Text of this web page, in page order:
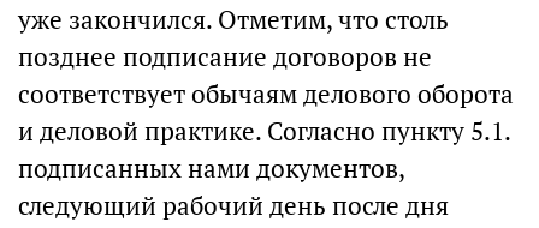
уже закончился. Отметим, что столь
позднее подписание договоров не
соответствует обычаям делового оборота
и деловой практике. Согласно пункту 5.1.
подписанных нами документов,
следующий рабочий день после дня